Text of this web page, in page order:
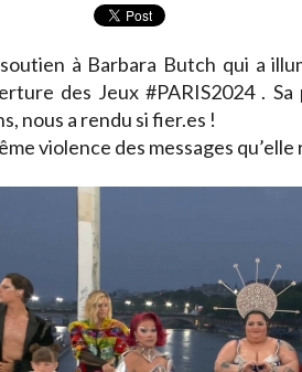
à Barbara Butch qui a
des Jeux #PARIS2024 .
nous a rendu si fier.es !
violence des messages